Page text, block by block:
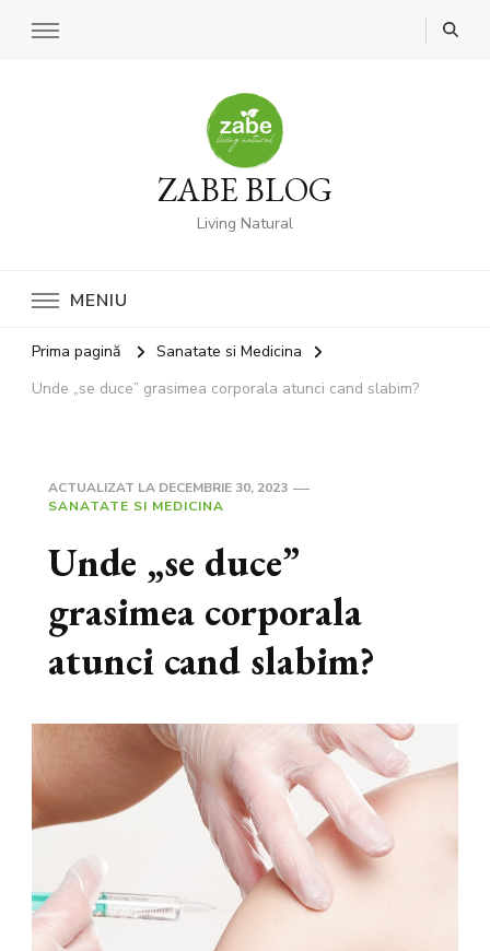
ZABE BLOG
Living Natural
MENIU
Prima pagină
Sanatate si Medicina
Unde „se duce” grasimea corporala atunci cand slabim?
ACTUALIZAT LA DECEMBRIE 30, 2023
SANATATE SI MEDICINA
Unde „se duce”
grasimea corporala
atunci cand slabim?